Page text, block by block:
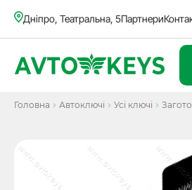
Дніпро, Театральна, 5Партнери
Головна Автоключі Усі ключі